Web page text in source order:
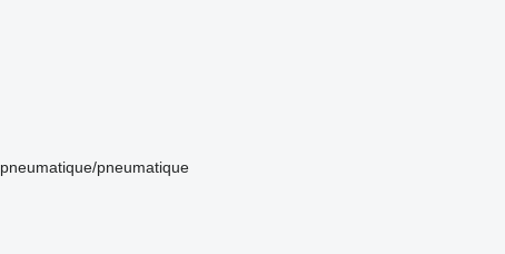
pneumatique/pneumatique